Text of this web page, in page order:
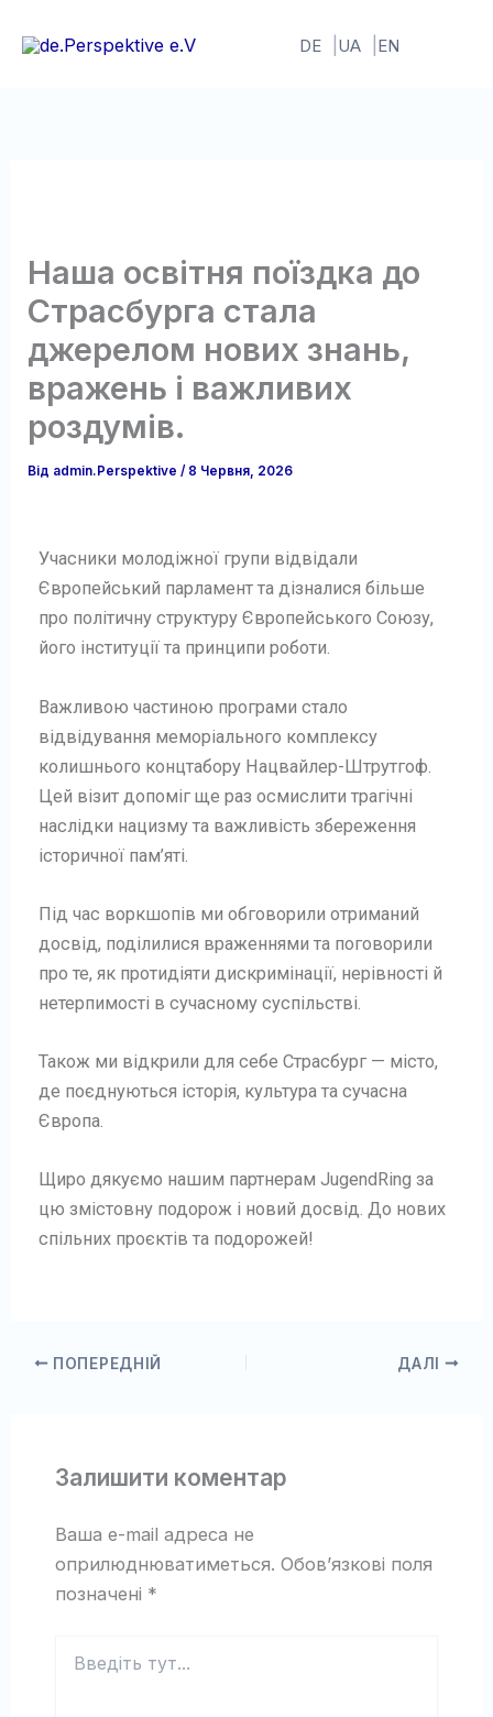
DE UA EN
Наша освітня поїздка до
Страсбурга стала
джерелом нових знань,
вражень і важливих
роздумів.
Від admin.Perspektive/ 8 Червня, 2026
Учасники молодіжної групи відвідали
Європейський парламент та дізналися більше
про політичну структуру Європейського Союзу,
його інституції та принципи роботи.
Важливою частиною програми стало
відвідування меморіального комплексу
колишнього концтабору Нацвайлер-Штрутгоф.
Цей візит допоміг ще раз осмислити трагічні
наслідки нацизму та важливість збереження
історичної пам’яті.
Під час воркшопів ми обговорили отриманий
досвід, поділилися враженнями та поговорили
про те, як протидіяти дискримінації, нерівності й
нетерпимості в сучасному суспільстві.
Також ми відкрили для себе Страсбург — місто,
де поєднуються історія, культура та сучасна
Європа.
Щиро дякуємо нашим партнерам JugendRing за
цю змістовну подорож і новий досвід. До нових
спільних проєктів та подорожей!
ПОПЕРЕДНІЙ ДАЛІ
Залишити коментар
Ваша e-mail адреса не
оприлюднюватиметься. Обов’язкові поля
позначені *
тут...